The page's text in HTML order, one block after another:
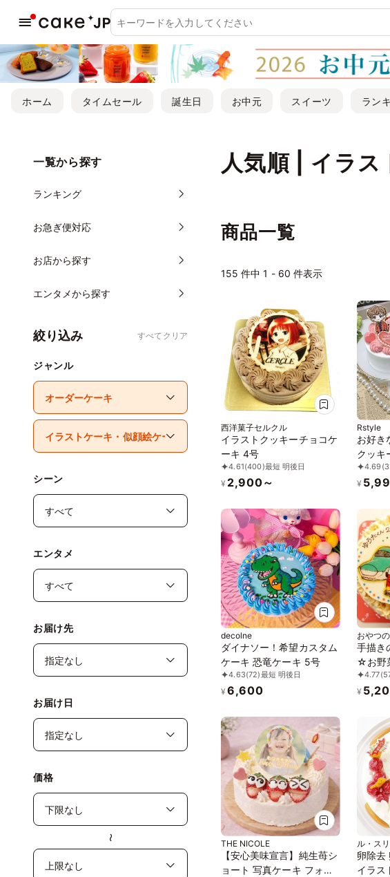
ホーム タイムセール 誕生日 お中元 スイーツ ラン
人気順 | イラス
一覧から探す
ランキング
お急ぎ便対応
お店から探す
エンタメから探す
絞り込み すべてクリア
ジャンル
シーン
エンタメ
お届け先
お届け日
価格
〜
商品一覧
155 件中 1 - 60 件表示
西洋菓子セルクル
イラストクッキーチョコケ
ーキ 4号
4.61(400)最短 明後日
¥ 2,900～
Rstyle
お好き
クッキ
ーハー
る9色
ストク
4.69
¥
decolne
ダイナソー！希望カスタム
ケーキ 恐竜ケーキ 5号
4.63(72)最短 明後日
¥ 6,600
おやつ
ン
手描き
☆お野
リーム
4号
4.77
¥
THE NICOLE
【安心美味宣言】純生苺シ
ョート 写真ケーキ フォト
ル・ス
卵除去
イラス